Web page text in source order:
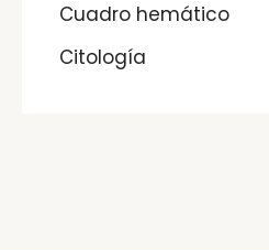
Cuadro hemático
Citología